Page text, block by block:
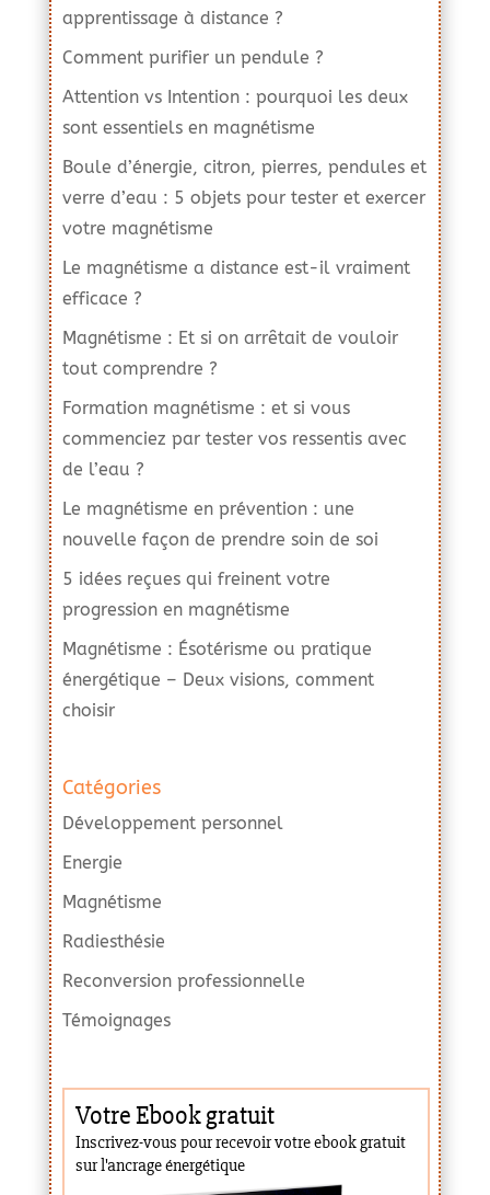
apprentissage à distance ?
Comment purifier un pendule ?
Attention vs Intention : pourquoi les deux
sont essentiels en magnétisme
Boule d’énergie, citron, pierres, pendules et
verre d’eau : 5 objets pour tester et exercer
votre magnétisme
Le magnétisme a distance est-il vraiment
efficace ?
Magnétisme : Et si on arrêtait de vouloir
tout comprendre ?
Formation magnétisme : et si vous
commenciez par tester vos ressentis avec
de l’eau ?
Le magnétisme en prévention : une
nouvelle façon de prendre soin de soi
5 idées reçues qui freinent votre
progression en magnétisme
Magnétisme : Ésotérisme ou pratique
énergétique – Deux visions, comment
choisir
Catégories
Développement personnel
Energie
Magnétisme
Radiesthésie
Reconversion professionnelle
Témoignages